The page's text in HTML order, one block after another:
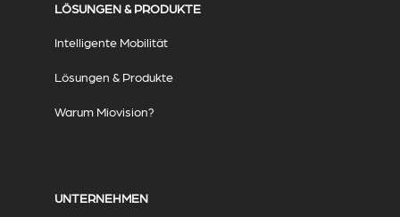
LÖSUNGEN & PRODUKTE
Intelligente Mobilität
Lösungen & Produkte
Warum Miovision?
UNTERNEHMEN